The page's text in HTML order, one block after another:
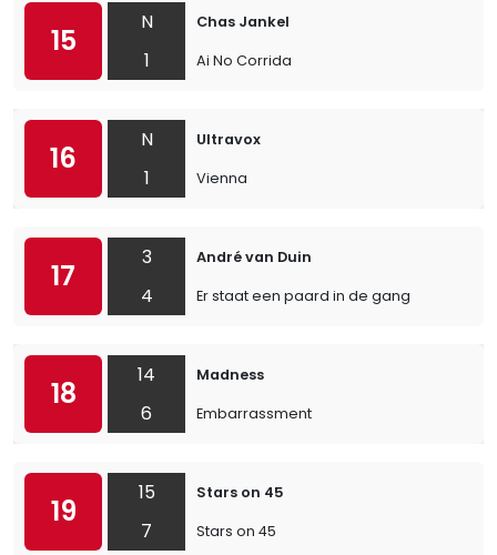
15
N
1
Chas Jankel
Ai No Corrida
16
N
1
Ultravox
Vienna
17
3
4
André van Duin
Er staat een paard in de gang
18
14
6
Madness
Embarrassment
19
15
7
Stars on 45
Stars on 45